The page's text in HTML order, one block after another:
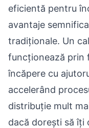
eficientă pentru
avantaje
tradiționale. Un
funcționează prin
încăpere cu
accelerând
distribuție mult
dacă dorești să îți